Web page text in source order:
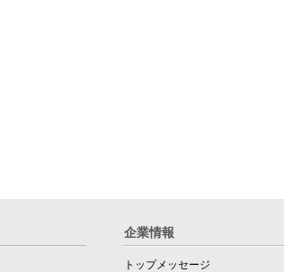
企業情報
トップメッセージ